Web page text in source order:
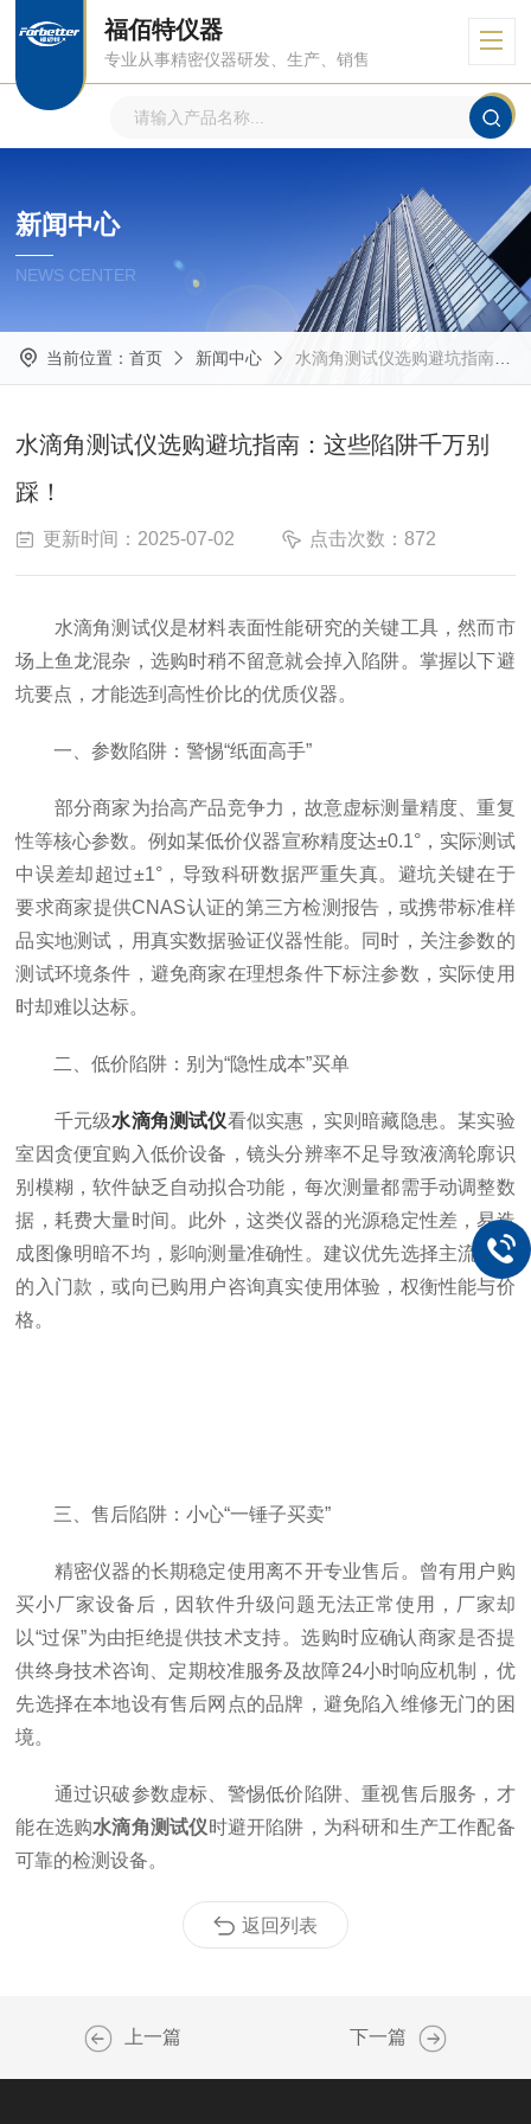
福佰特仪器
专业从事精密仪器研发、生产、销售
新闻中心
NEWS CENTER
当前位置： 首页 新闻中心 水滴角测试仪选购避坑指南：这些陷阱千万别踩！
水滴角测试仪选购避坑指南：这些陷阱千万别
踩！
更新时间：2025-07-02 点击次数：872
水滴角测试仪是材料表面性能研究的关键工具，然而市
场上鱼龙混杂，选购时稍不留意就会掉入陷阱。掌握以下避
坑要点，才能选到高性价比的优质仪器。​
一、参数陷阱：警惕“纸面高手”​
部分商家为抬高产品竞争力，故意虚标测量精度、重复
性等核心参数。例如某低价仪器宣称精度达±0.1°，实际测试
中误差却超过±1°，导致科研数据严重失真。避坑关键在于
要求商家提供CNAS认证的第三方检测报告，或携带标准样
品实地测试，用真实数据验证仪器性能。同时，关注参数的
测试环境条件，避免商家在理想条件下标注参数，实际使用
时却难以达标。​
二、低价陷阱：别为“隐性成本”买单​
千元级水滴角测试仪看似实惠，实则暗藏隐患。某实验
室因贪便宜购入低价设备，镜头分辨率不足导致液滴轮廓识
别模糊，软件缺乏自动拟合功能，每次测量都需手动调整数
据，耗费大量时间。此外，这类仪器的光源稳定性差，易造
成图像明暗不均，影响测量准确性。建议优先选择主流品牌
的入门款，或向已购用户咨询真实使用体验，权衡性能与价
格。​
三、售后陷阱：小心“一锤子买卖”​
精密仪器的长期稳定使用离不开专业售后。曾有用户购
买小厂家设备后，因软件升级问题无法正常使用，厂家却
以“过保”为由拒绝提供技术支持。选购时应确认商家是否提
供终身技术咨询、定期校准服务及故障24小时响应机制，优
先选择在本地设有售后网点的品牌，避免陷入维修无门的困
境。​
通过识破参数虚标、警惕低价陷阱、重视售后服务，才
能在选购水滴角测试仪时避开陷阱，为科研和生产工作配备
可靠的检测设备。
返回列表
上一篇 下一篇